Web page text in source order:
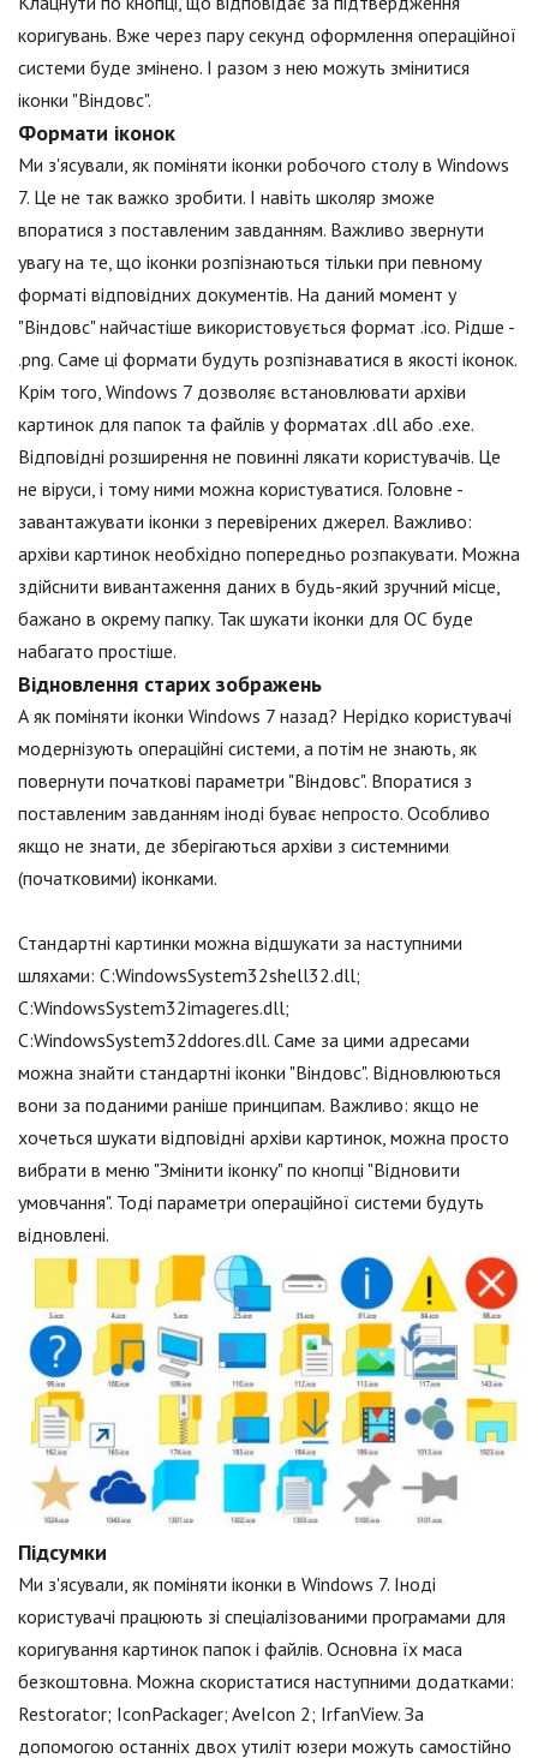
коригувань. Вже через пару секунд оформлення операційної
системи буде змінено. І разом з нею можуть змінитися
іконки "Віндовс".
Формати іконок
Ми з'ясували, як поміняти іконки робочого столу в Windows
7. Це не так важко зробити. І навіть школяр зможе
впоратися з поставленим завданням. Важливо звернути
увагу на те, що іконки розпізнаються тільки при певному
форматі відповідних документів. На даний момент у
"Віндовс" найчастіше використовується формат .ico. Рідше -
.png. Саме ці формати будуть розпізнаватися в якості іконок.
Крім того, Windows 7 дозволяє встановлювати архіви
картинок для папок та файлів у форматах .dll або .exe.
Відповідні розширення не повинні лякати користувачів. Це
не віруси, і тому ними можна користуватися. Головне -
завантажувати іконки з перевірених джерел. Важливо:
архіви картинок необхідно попередньо розпакувати. Можна
здійснити вивантаження даних в будь-який зручний місце,
бажано в окрему папку. Так шукати іконки для ОС буде
набагато простіше.
Відновлення старих зображень
А як поміняти іконки Windows 7 назад? Нерідко користувачі
модернізують операційні системи, а потім не знають, як
повернути початкові параметри "Віндовс". Впоратися з
поставленим завданням іноді буває непросто. Особливо
якщо не знати, де зберігаються архіви з системними
(початковими) іконками.
Стандартні картинки можна відшукати за наступними
шляхами: C:WindowsSystem32shell32.dll;
C:WindowsSystem32imageres.dll;
C:WindowsSystem32ddores.dll. Саме за цими адресами
можна знайти стандартні іконки "Віндовс". Відновлюються
вони за поданими раніше принципам. Важливо: якщо не
хочеться шукати відповідні архіви картинок, можна просто
вибрати в меню "Змінити іконку" по кнопці "Відновити
умовчання". Тоді параметри операційної системи будуть
відновлені.
Підсумки
Ми з'ясували, як поміняти іконки в Windows 7. Іноді
користувачі працюють зі спеціалізованими програмами для
коригування картинок папок і файлів. Основна їх маса
безкоштовна. Можна скористатися наступними додатками:
Restorator; IconPackager; AveIcon 2; IrfanView. За
допомогою останніх двох утиліт юзери можуть самостійно